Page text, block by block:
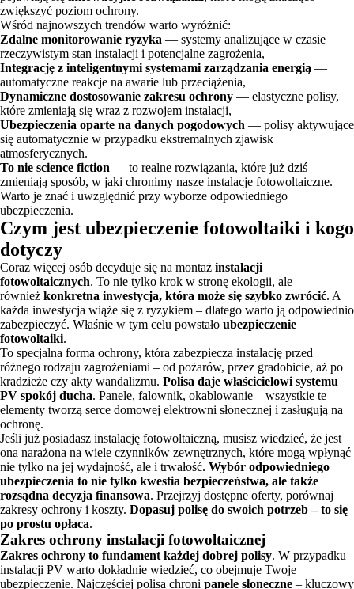
zwiększyć poziom ochrony.
Wśród najnowszych trendów warto wyróżnić:
Zdalne monitorowanie ryzyka — systemy analizujące w czasie
rzeczywistym stan instalacji i potencjalne zagrożenia,
Integrację z inteligentnymi systemami zarządzania energią —
automatyczne reakcje na awarie lub przeciążenia,
Dynamiczne dostosowanie zakresu ochrony — elastyczne polisy,
które zmieniają się wraz z rozwojem instalacji,
Ubezpieczenia oparte na danych pogodowych — polisy aktywujące
się automatycznie w przypadku ekstremalnych zjawisk
atmosferycznych.
To nie science fiction — to realne rozwiązania, które już dziś
zmieniają sposób, w jaki chronimy nasze instalacje fotowoltaiczne.
Warto je znać i uwzględnić przy wyborze odpowiedniego
ubezpieczenia.
Czym jest ubezpieczenie fotowoltaiki i kogo
dotyczy
Coraz więcej osób decyduje się na montaż instalacji
fotowoltaicznych. To nie tylko krok w stronę ekologii, ale
również konkretna inwestycja, która może się szybko zwrócić. A
każda inwestycja wiąże się z ryzykiem – dlatego warto ją odpowiednio
zabezpieczyć. Właśnie w tym celu powstało ubezpieczenie
fotowoltaiki.
To specjalna forma ochrony, która zabezpiecza instalację przed
różnego rodzaju zagrożeniami – od pożarów, przez gradobicie, aż po
kradzieże czy akty wandalizmu. Polisa daje właścicielowi systemu
PV spokój ducha. Panele, falownik, okablowanie – wszystkie te
elementy tworzą serce domowej elektrowni słonecznej i zasługują na
ochronę.
Jeśli już posiadasz instalację fotowoltaiczną, musisz wiedzieć, że jest
ona narażona na wiele czynników zewnętrznych, które mogą wpłynąć
nie tylko na jej wydajność, ale i trwałość. Wybór odpowiedniego
ubezpieczenia to nie tylko kwestia bezpieczeństwa, ale także
rozsądna decyzja finansowa. Przejrzyj dostępne oferty, porównaj
zakresy ochrony i koszty. Dopasuj polisę do swoich potrzeb – to się
po prostu opłaca.
Zakres ochrony instalacji fotowoltaicznej
Zakres ochrony to fundament każdej dobrej polisy. W przypadku
instalacji PV warto dokładnie wiedzieć, co obejmuje Twoje
ubezpieczenie. Najczęściej polisa chroni panele słoneczne – kluczowy